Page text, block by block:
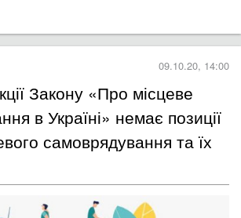
09.10.20, 14:00
Закону «Про місцеве
в Україні» немає позиції
самоврядування та їх